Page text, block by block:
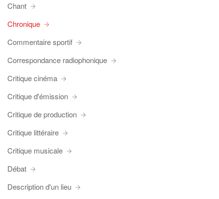
Chant
Chronique
Commentaire sportif
Correspondance radiophonique
Critique cinéma
Critique d'émission
Critique de production
Critique littéraire
Critique musicale
Débat
Description d'un lieu